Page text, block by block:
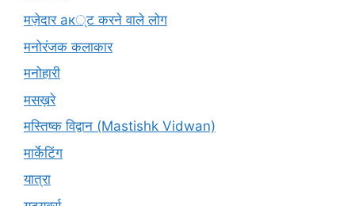
मज़ेदार ак्ट करने वाले लोग
मनोरंजक कलाकार
मनोहारी
मसख़रे
मस्तिष्क विद्वान (Mastishk Vidwan)
मार्केटिंग
यात्रा